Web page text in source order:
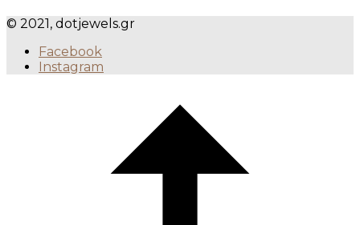
© 2021, dotjewels.gr
Facebook
Instagram